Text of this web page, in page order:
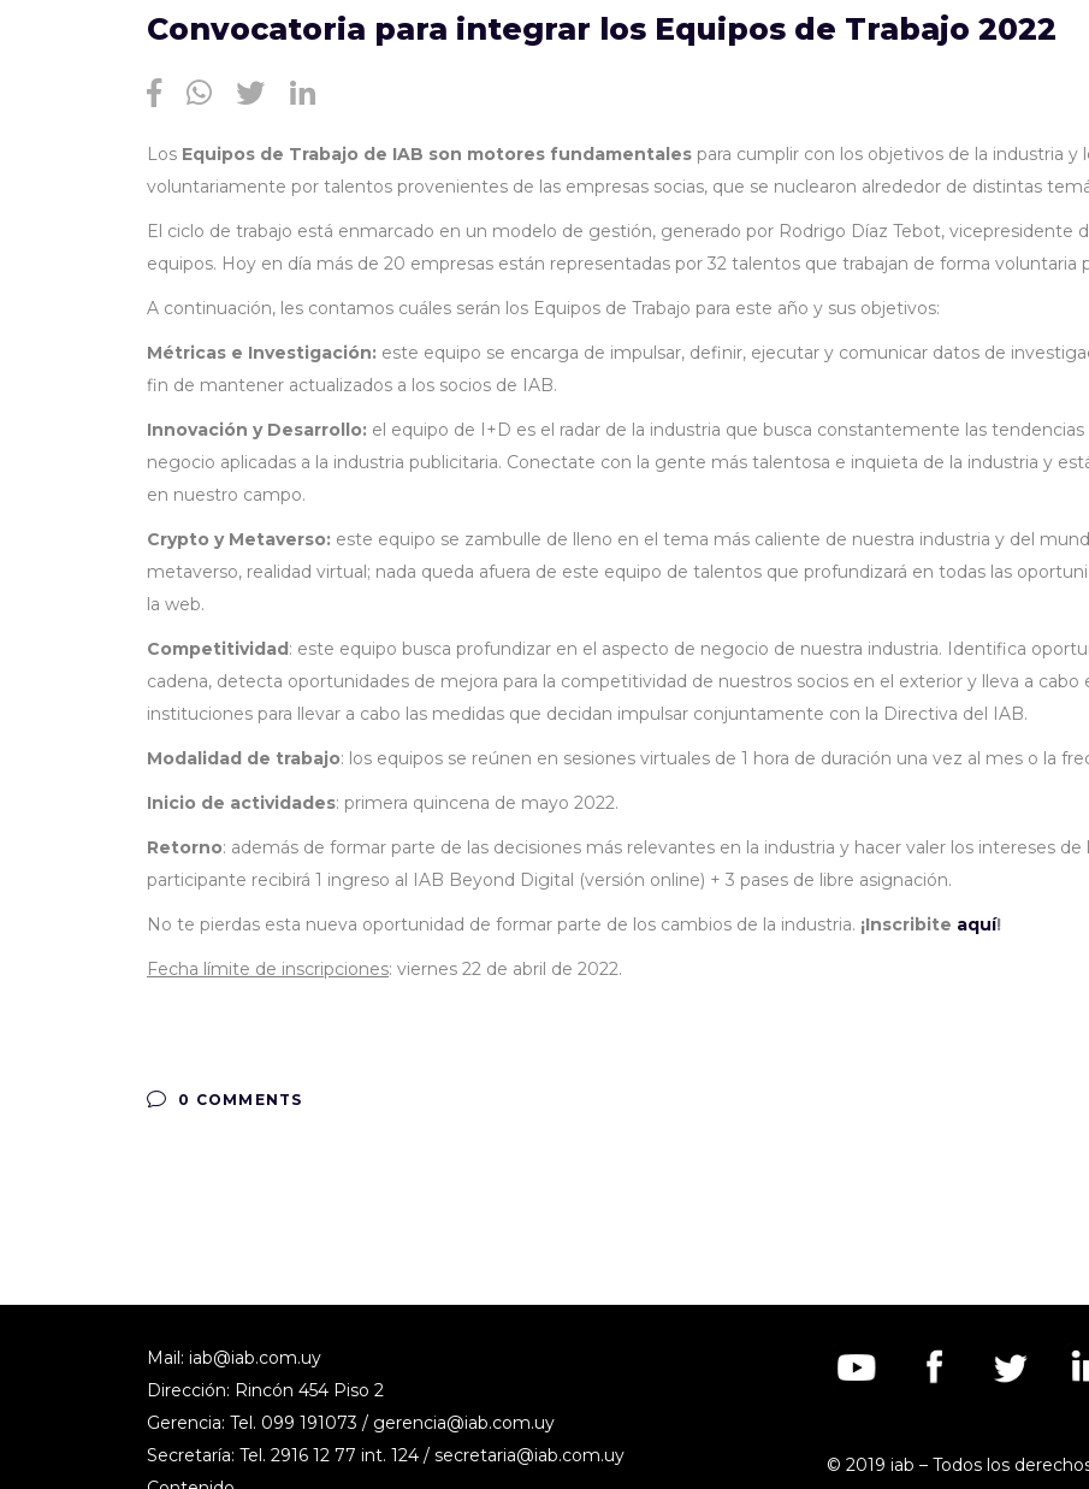
Convocatoria para integrar los Equipos de Trabajo 2022
Los Equipos de Trabajo de IAB son motores fundamentales para cumplir con los objetivos de la industria y
voluntariamente por talentos provenientes de las empresas socias, que se nuclearon alrededor de distintas
El ciclo de trabajo está enmarcado en un modelo de gestión, generado por Rodrigo Díaz Tebot, vicepresidente
equipos. Hoy en día más de 20 empresas están representadas por 32 talentos que trabajan de forma voluntaria
A continuación, les contamos cuáles serán los Equipos de Trabajo para este año y sus objetivos:
Métricas e Investigación: este equipo se encarga de impulsar, definir, ejecutar y comunicar datos de
fin de mantener actualizados a los socios de IAB.
Innovación y Desarrollo: el equipo de I+D es el radar de la industria que busca constantemente las
negocio aplicadas a la industria publicitaria. Conectate con la gente más talentosa e inquieta de la industria y
en nuestro campo.
Crypto y Metaverso: este equipo se zambulle de lleno en el tema más caliente de nuestra industria y del
metaverso, realidad virtual; nada queda afuera de este equipo de talentos que profundizará en todas las
la web.
Competitividad: este equipo busca profundizar en el aspecto de negocio de nuestra industria. Identifica
cadena, detecta oportunidades de mejora para la competitividad de nuestros socios en el exterior y lleva a
instituciones para llevar a cabo las medidas que decidan impulsar conjuntamente con la Directiva del IAB.
Modalidad de trabajo: los equipos se reúnen en sesiones virtuales de 1 hora de duración una vez al mes o la
Inicio de actividades: primera quincena de mayo 2022.
Retorno: además de formar parte de las decisiones más relevantes en la industria y hacer valer los intereses
participante recibirá 1 ingreso al IAB Beyond Digital (versión online) + 3 pases de libre asignación.
No te pierdas esta nueva oportunidad de formar parte de los cambios de la industria. ¡Inscribite aquí!
Fecha límite de inscripciones: viernes 22 de abril de 2022.
0 COMMENTS
Mail: iab@iab.com.uy
Dirección: Rincón 454 Piso 2
Gerencia: Tel. 099 191073 / gerencia@iab.com.uy
Secretaría: Tel. 2916 12 77 int. 124 / secretaria@iab.com.uy
© 2019 iab – Todos los